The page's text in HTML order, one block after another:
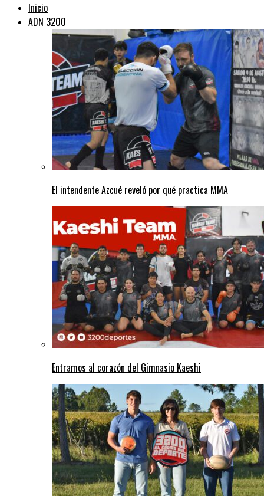
Inicio
ADN 3200
El intendente Azcué reveló por qué practica MMA
Entramos al corazón del Gimnasio Kaeshi